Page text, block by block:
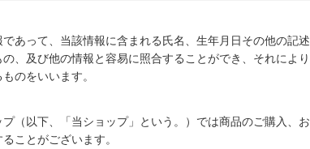
あって、当該情報に含まれる氏名、生年月日その他の記述
、及び他の情報と容易に照合することができ、それにより
のをいいます。
（以下、「当ショップ」という。）では商品のご購入、お
ことがございます。